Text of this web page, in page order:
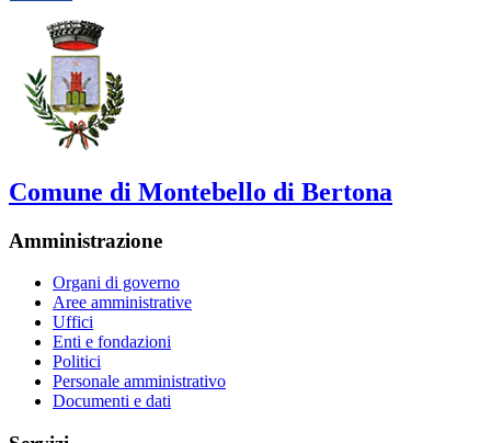
Comune di Montebello di Bertona
Amministrazione
Organi di governo
Aree amministrative
Uffici
Enti e fondazioni
Politici
Personale amministrativo
Documenti e dati